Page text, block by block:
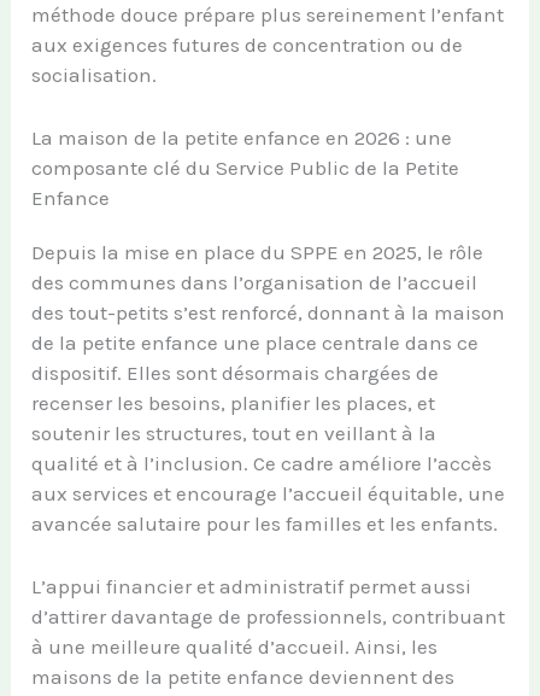
méthode douce prépare plus sereinement l’enfant
aux exigences futures de concentration ou de
socialisation.
La maison de la petite enfance en 2026 : une
composante clé du Service Public de la Petite
Enfance
Depuis la mise en place du SPPE en 2025, le rôle
des communes dans l’organisation de l’accueil
des tout-petits s’est renforcé, donnant à la maison
de la petite enfance une place centrale dans ce
dispositif. Elles sont désormais chargées de
recenser les besoins, planifier les places, et
soutenir les structures, tout en veillant à la
qualité et à l’inclusion. Ce cadre améliore l’accès
aux services et encourage l’accueil équitable, une
avancée salutaire pour les familles et les enfants.
L’appui financier et administratif permet aussi
d’attirer davantage de professionnels, contribuant
à une meilleure qualité d’accueil. Ainsi, les
maisons de la petite enfance deviennent des